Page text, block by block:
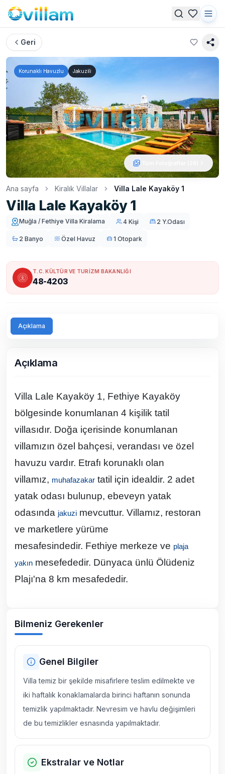
Geri
Korunaklı Havuzlu Jakuzili
Ana sayfa Kiralık Villalar Villa Lale Kayaköy 1
Villa Lale Kayaköy 1
Muğla / Fethiye Villa Kiralama 4 Kişi 2 Y.Odası
2 Banyo Özel Havuz 1 Otopark
T.C. KÜLTÜR VE TURİZM BAKANLIĞI
48-4203
Açıklama
Açıklama
Villa Lale Kayaköy 1, Fethiye Kayaköy
bölgesinde konumlanan 4 kişilik tatil
villasıdır. Doğa içerisinde konumlanan
villamızın özel bahçesi, verandası ve özel
havuzu vardır. Etrafı korunaklı olan
villamız, muhafazakar tatil için idealdir. 2 adet
yatak odası bulunup, ebeveyn yatak
odasında jakuzi mevcuttur. Villamız, restoran
ve marketlere yürüme
mesafesindedir. Fethiye merkeze ve plaja
yakın mesefededir. Dünyaca ünlü Ölüdeniz
Plajı'na 8 km mesafededir.
Bilmeniz Gerekenler
Genel Bilgiler
Villa temiz bir şekilde misafirlere teslim edilmekte ve
iki haftalık konaklamalarda birinci haftanın sonunda
temizlik yapılmaktadır. Nevresim ve havlu değişimleri
de bu temizlikler esnasında yapılmaktadır.
Ekstralar ve Notlar